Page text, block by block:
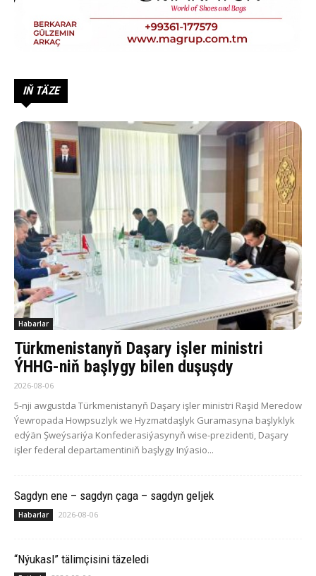
IŇ TÄZE
Habarlar
Türkmenistanyň Daşary işler ministri
ÝHHG-niň başlygy bilen duşuşdy
2026-08-06
5-nji awgustda Türkmenistanyň Daşary işler ministri Raşid Meredow
Ýewropada Howpsuzlyk we Hyzmatdaşlyk Guramasyna başlyklyk
edýän Şweýsariýa Konfederasiýasynyň wise-prezidenti, Daşary
işler federal departamentiniň başlygy Inýasio...
Sagdyn ene – sagdyn çaga – sagdyn geljek
Habarlar 2026-08-06
“Nýukasl” tälimçisini täzeledi